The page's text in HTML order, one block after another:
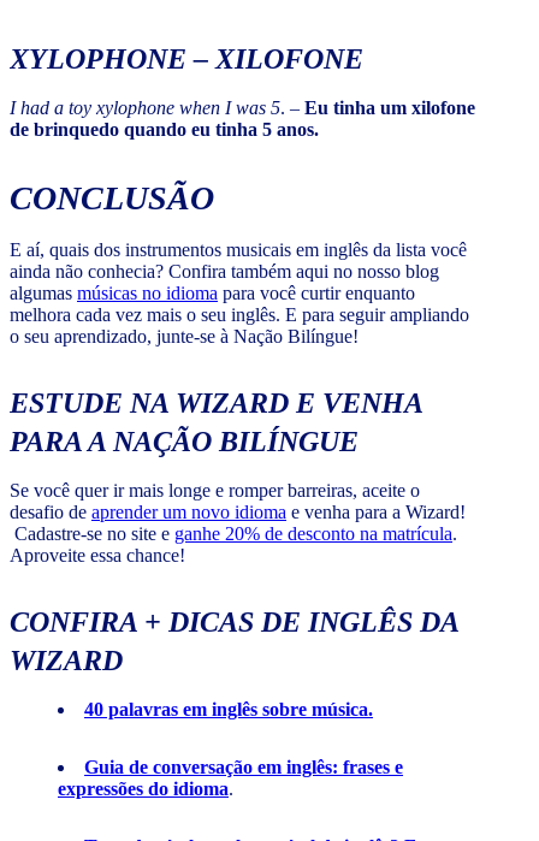
XYLOPHONE – XILOFONE
I had a toy xylophone when I was 5. – Eu tinha um xilofone
de brinquedo quando eu tinha 5 anos.
CONCLUSÃO
E aí, quais dos instrumentos musicais em inglês da lista você
ainda não conhecia? Confira também aqui no nosso blog
algumas músicas no idioma para você curtir enquanto
melhora cada vez mais o seu inglês. E para seguir ampliando
o seu aprendizado, junte-se à Nação Bilíngue!
ESTUDE NA WIZARD E VENHA
PARA A NAÇÃO BILÍNGUE
Se você quer ir mais longe e romper barreiras, aceite o
desafio de aprender um novo idioma e venha para a Wizard!
Cadastre-se no site e ganhe 20% de desconto na matrícula.
Aproveite essa chance!
CONFIRA + DICAS DE INGLÊS DA
WIZARD
40 palavras em inglês sobre música.
Guia de conversação em inglês: frases e
expressões do idioma.